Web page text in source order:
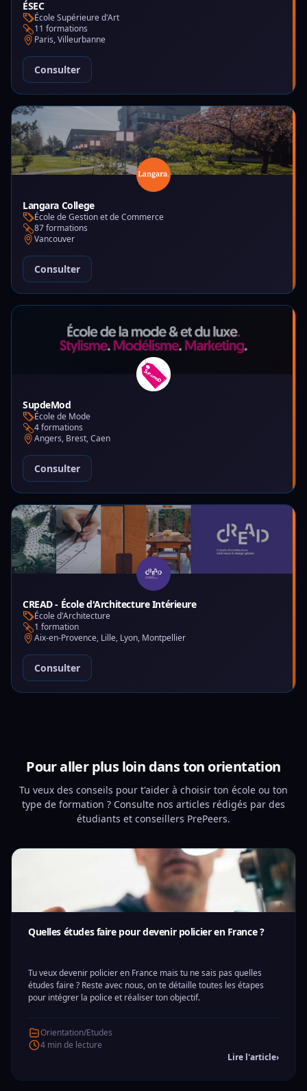
ÉSEC
École Supérieure d'Art
11 formations
Paris, Villeurbanne
Consulter
Langara College
École de Gestion et de Commerce
87 formations
Vancouver
Consulter
SupdeMod
École de Mode
4 formations
Angers, Brest, Caen
Consulter
CREAD - École d'Architecture Intérieure
École d'Architecture
1 formation
Aix-en-Provence, Lille, Lyon, Montpellier
Consulter
Pour aller plus loin dans ton orientation
Tu veux des conseils pour t'aider à choisir ton école ou ton
type de formation ? Consulte nos articles rédigés par des
étudiants et conseillers PrePeers.
Quelles études faire pour devenir policier en France ?
Tu veux devenir policier en France mais tu ne sais pas quelles
études faire ? Reste avec nous, on te détaille toutes les étapes
pour intégrer la police et réaliser ton objectif.
Orientation/Etudes
4 min de lecture
Lire l'article›